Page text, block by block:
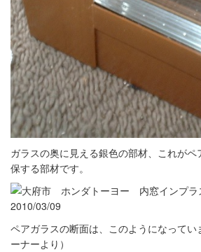
ガラスの奥に見える銀色の部材、これが
保する部材です。
ペアガラスの断面は、このようになってい
ーナーより）